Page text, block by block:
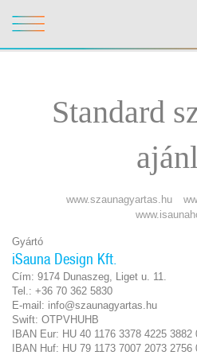
Standard
www.szaunagyartas.hu
Gyártó
iSauna Design Kft.
Cím: 9174 Dunaszeg, Liget u. 11.
Tel.: +36 70 362 5830
E-mail: info@szaunagyartas.hu
Swift: OTPVHUHB
IBAN Eur: HU 40 1176 3378 4225 3882
IBAN Huf: HU 79 1173 7007 2073 2756